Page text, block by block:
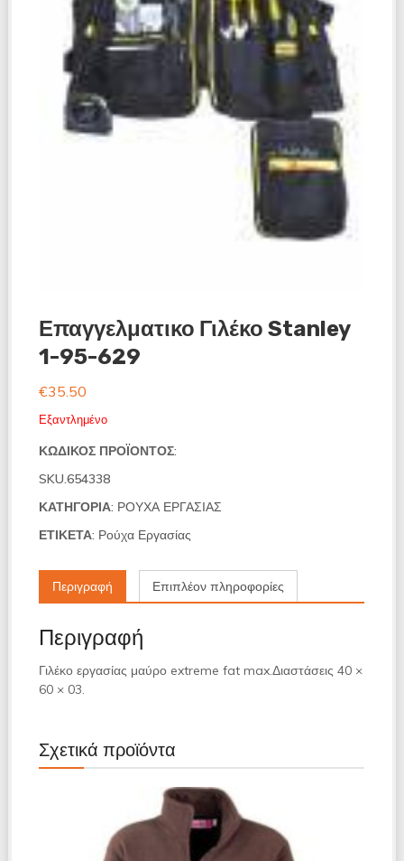
Επαγγελματικο Γιλέκο Stanley
1-95-629
€35.50
Εξαντλημένο
ΚΩΔΙΚΌΣ ΠΡΟΪΌΝΤΟΣ:
SKU.654338
ΚΑΤΗΓΟΡΊΑ: ΡΟΥΧΑ ΕΡΓΑΣΙΑΣ
ΕΤΙΚΈΤΑ: Ρούχα Εργασίας
Περιγραφή Επιπλέον πληροφορίες
Περιγραφή
Γιλέκο εργασίας μαύρο extreme fat max.Διαστάσεις 40 ×
60 × 03.
Σχετικά προϊόντα